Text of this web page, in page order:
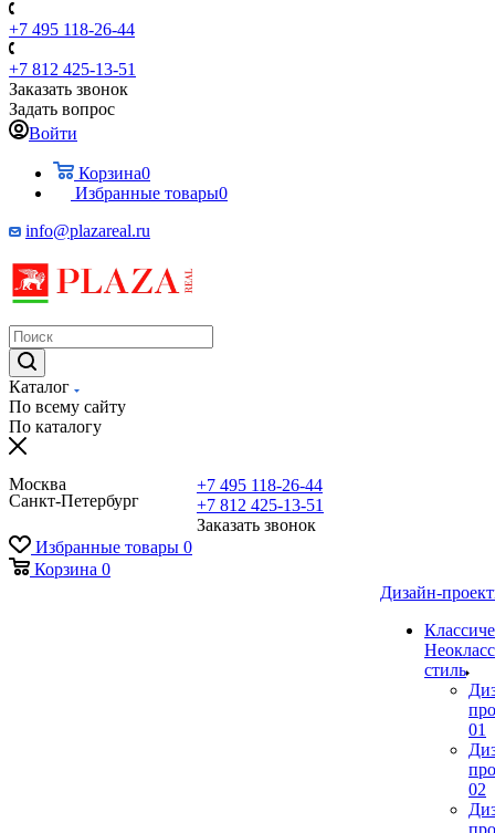
+7 495 118-26-44
+7 812 425-13-51
Заказать звонок
Задать вопрос
Войти
Корзина0
Избранные товары0
info@plazareal.ru
Каталог
По всему сайту
По каталогу
Москва
Санкт-Петербург
+7 495 118-26-44
+7 812 425-13-51
Заказать звонок
Избранные товары 0
Корзина 0
Дизайн-
стиль
01
02